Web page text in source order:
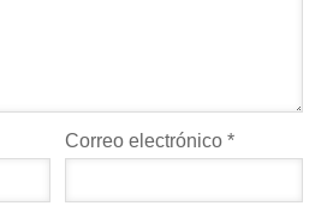
Correo electrónico*